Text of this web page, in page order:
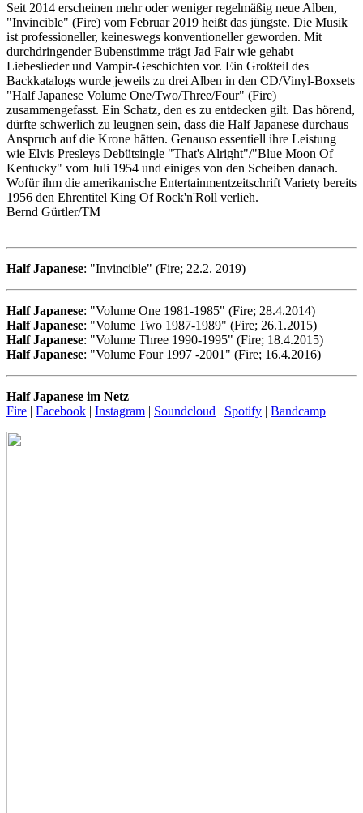
Seit 2014 erscheinen mehr oder weniger regelmäßig neue Alben,
"Invincible" (Fire) vom Februar 2019 heißt das jüngste. Die Musik
ist professioneller, keineswegs konventioneller geworden. Mit
durchdringender Bubenstimme trägt Jad Fair wie gehabt
Liebeslieder und Vampir-Geschichten vor. Ein Großteil des
Backkatalogs wurde jeweils zu drei Alben in den CD/Vinyl-Boxsets
"Half Japanese Volume One/Two/Three/Four" (Fire)
zusammengefasst. Ein Schatz, den es zu entdecken gilt. Das hörend,
dürfte schwerlich zu leugnen sein, dass die Half Japanese durchaus
Anspruch auf die Krone hätten. Genauso essentiell ihre Leistung
wie Elvis Presleys Debütsingle "That's Alright"/"Blue Moon Of
Kentucky" vom Juli 1954 und einiges von den Scheiben danach.
Wofür ihm die amerikanische Entertainmentzeitschrift Variety bereits
1956 den Ehrentitel King Of Rock'n'Roll verlieh.
Bernd Gürtler/TM
Half Japanese: "Invincible" (Fire; 22.2. 2019)
Half Japanese: "Volume One 1981-1985" (Fire; 28.4.2014)
Half Japanese: "Volume Two 1987-1989" (Fire; 26.1.2015)
Half Japanese: "Volume Three 1990-1995" (Fire; 18.4.2015)
Half Japanese: "Volume Four 1997 -2001" (Fire; 16.4.2016)
Half Japanese im Netz
Fire | Facebook | Instagram | Soundcloud | Spotify | Bandcamp